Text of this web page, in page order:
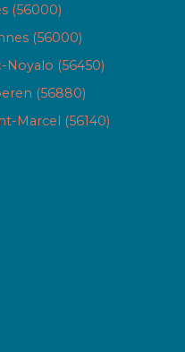
(56000)
(56000)
(56450)
(56880)
Marcel (56140)